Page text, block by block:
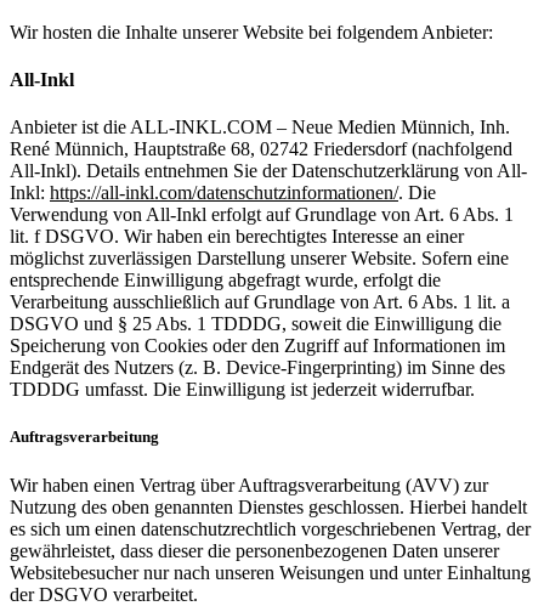
Wir hosten die Inhalte unserer Website bei folgendem Anbieter:
All-Inkl
Anbieter ist die ALL-INKL.COM – Neue Medien Münnich, Inh.
René Münnich, Hauptstraße 68, 02742 Friedersdorf (nachfolgend
All-Inkl). Details entnehmen Sie der Datenschutzerklärung von All-
Inkl: https://all-inkl.com/datenschutzinformationen/. Die
Verwendung von All-Inkl erfolgt auf Grundlage von Art. 6 Abs. 1
lit. f DSGVO. Wir haben ein berechtigtes Interesse an einer
möglichst zuverlässigen Darstellung unserer Website. Sofern eine
entsprechende Einwilligung abgefragt wurde, erfolgt die
Verarbeitung ausschließlich auf Grundlage von Art. 6 Abs. 1 lit. a
DSGVO und § 25 Abs. 1 TDDDG, soweit die Einwilligung die
Speicherung von Cookies oder den Zugriff auf Informationen im
Endgerät des Nutzers (z. B. Device-Fingerprinting) im Sinne des
TDDDG umfasst. Die Einwilligung ist jederzeit widerrufbar.
Auftragsverarbeitung
Wir haben einen Vertrag über Auftragsverarbeitung (AVV) zur
Nutzung des oben genannten Dienstes geschlossen. Hierbei handelt
es sich um einen datenschutzrechtlich vorgeschriebenen Vertrag, der
gewährleistet, dass dieser die personenbezogenen Daten unserer
Websitebesucher nur nach unseren Weisungen und unter Einhaltung
der DSGVO verarbeitet.